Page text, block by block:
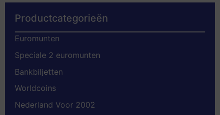
Productcategorieën
Euromunten
Speciale 2 euromunten
Bankbiljetten
Worldcoins
Nederland Voor 2002